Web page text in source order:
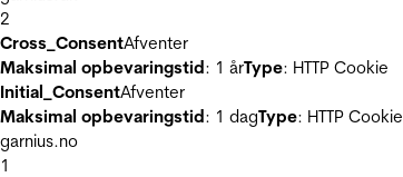
2
Cross_ConsentAfventer
Maksimal opbevaringstid: 1 årType: HTTP Cookie
Initial_ConsentAfventer
Maksimal opbevaringstid: 1 dagType: HTTP Cookie
garnius.no
1